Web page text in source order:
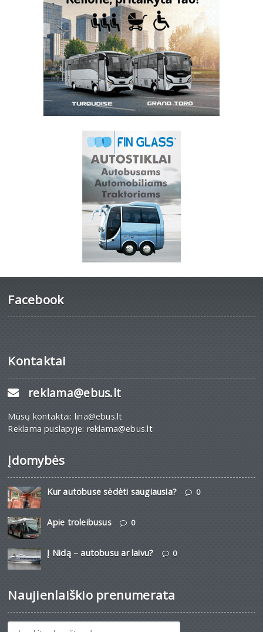
Facebook
Kontaktai
reklama@ebus.lt
Mūsų kontaktai: lina@ebus.lt
Reklama puslapyje: reklama@ebus.lt
Įdomybės
Kur autobuse sėdėti saugiausia? 0
Apie troleibusus 0
Į Nidą – autobusu ar laivu? 0
Naujienlaiškio prenumerata